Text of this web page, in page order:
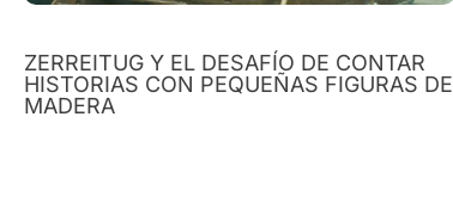
ZERREITUG Y EL DESAFÍO DE CONTAR
HISTORIAS CON PEQUEÑAS FIGURAS DE
MADERA